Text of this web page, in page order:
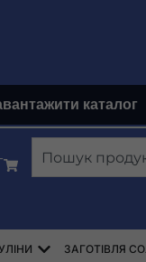
каталог
Пошук
AŻUROWE,
BIG-BAG
Відкрити
ЗАГОТІВЛЯ